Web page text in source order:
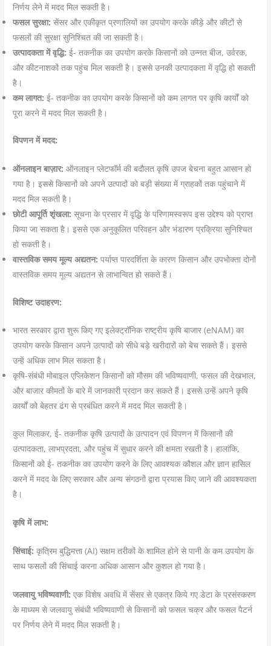
निर्णय लेने में मदद मिल सकती है।
फसल सुरक्षा: सेंसर और एकीकृत प्रणालियों का उपयोग करके कीड़े और कीटों से
फसलों की सुरक्षा सुनिश्चित की जा सकती है।
उत्पादकता में वृद्धि: ई- तकनीक का उपयोग करके किसानों को उन्नत बीज, उर्वरक,
और कीटनाशकों तक पहुंच मिल सकती है। इससे उनकी उत्पादकता में वृद्धि हो सकती
है।
कम लागत: ई- तकनीक का उपयोग करके किसानों को कम लागत पर कृषि कार्यों को
पूरा करने में मदद मिल सकती है।
विपणन में मदद:
ऑनलाइन बाज़ार: ऑनलाइन प्लेटफॉर्म की बदौलत कृषि उपज बेचना बहुत आसान हो
गया है। इससे किसानों को अपने उत्पादों को बड़ी संख्या में ग्राहकों तक पहुंचाने में
मदद मिल सकती है।
छोटी आपूर्ति शृंखला: सूचना के प्रसार में वृद्धि के परिणामस्वरूप इस उद्देश्य को प्राप्त
किया जा सकता है। इससे एक अनुकूलित परिवहन और भंडारण प्रक्रिया सुनिश्चित
हो सकती है।
वास्तविक समय मूल्य अद्यतन: पर्याप्त पारदर्शिता के कारण किसान और उपभोक्ता दोनों
वास्तविक समय मूल्य अद्यतन से लाभान्वित हो सकते हैं।
विशिष्ट उदाहरण:
भारत सरकार द्वारा शुरू किए गए इलेक्ट्रॉनिक राष्ट्रीय कृषि बाजार (eNAM) का
उपयोग करके किसान अपने उत्पादों को सीधे बड़े खरीदारों को बेच सकते हैं। इससे
उन्हें अधिक लाभ मिल सकता है।
कृषि-संबंधी मोबाइल एप्लिकेशन किसानों को मौसम की भविष्यवाणी, फसल की देखभाल,
और बाजार कीमतों के बारे में जानकारी प्रदान कर सकते हैं। इससे उन्हें अपने कृषि
कार्यों को बेहतर ढंग से प्रबंधित करने में मदद मिल सकती है।
कुल मिलाकर, ई- तकनीक कृषि उत्पादों के उत्पादन एवं विपणन में किसानों की
उत्पादकता, लाभप्रदता, और पहुंच में सुधार करने की क्षमता रखती है। हालांकि,
किसानों को ई- तकनीक का उपयोग करने के लिए आवश्यक कौशल और ज्ञान हासिल
करने में मदद के लिए सरकार और अन्य संगठनों द्वारा प्रयास किए जाने की आवश्यकता
है।
कृषि में लाभ:
सिंचाई: कृत्रिम बुद्धिमत्ता (AI) सक्षम तरीकों के शामिल होने से पानी के कम उपयोग के
साथ फसलों की सिंचाई करना अधिक आसान और कुशल हो गया है।
जलवायु भविष्यवाणी: एक विशेष अवधि में सेंसर से एकत्र किये गए डेटा के प्रसंस्करण
के माध्यम से जलवायु संबंधी भविष्यवाणी से किसानों को फसल चक्र और फसल पैटर्न
पर निर्णय लेने में मदद मिल सकती है।